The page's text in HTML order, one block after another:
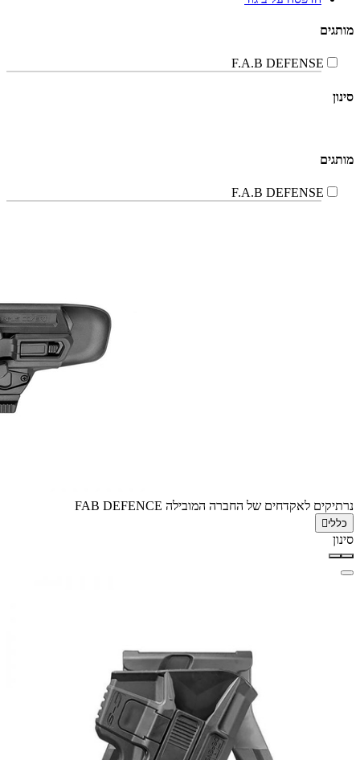
מותגים
F.A.B DEFENSE
סינון
מותגים
F.A.B DEFENSE
נרתיקים לאקדחים של החברה המובילה FAB DEFENCE
כללי
סינון